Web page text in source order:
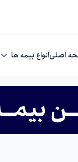
اصلیانواع بیمه ها